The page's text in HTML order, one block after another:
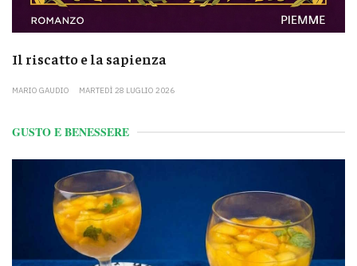
Il riscatto e la sapienza
MARIO GAUDIO MARTEDÌ 28 LUGLIO 2026
GUSTO E BENESSERE